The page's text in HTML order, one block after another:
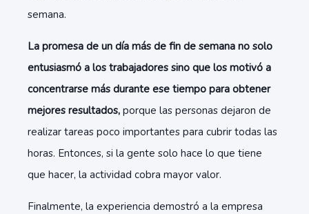
semana.
La promesa de un día más de fin de semana no solo
entusiasmó a los trabajadores sino que los motivó a
concentrarse más durante ese tiempo para obtener
mejores resultados, porque las personas dejaron de
realizar tareas poco importantes para cubrir todas las
horas. Entonces, si la gente solo hace lo que tiene
que hacer, la actividad cobra mayor valor.
Finalmente, la experiencia demostró a la empresa